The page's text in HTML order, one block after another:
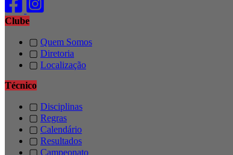
Clube
▢ Quem Somos
▢ Diretoria
▢ Localização
Técnico
▢ Disciplinas
▢ Regras
▢ Calendário
▢ Resultados
▢ Campeonato